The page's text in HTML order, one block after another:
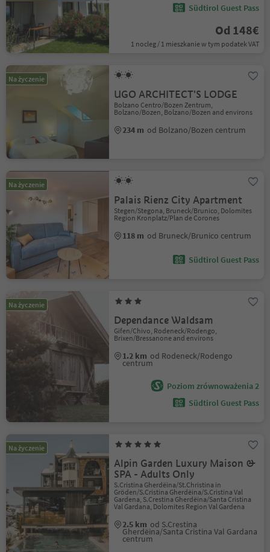
Südtirol Guest Pass
Od 148€
1 nocleg / 1 mieszkanie w tym podatek VAT
Na życzenie
UGO ARCHITECT'S LODGE
Bolzano Centro/Bozen Zentrum,
Bolzano/Bozen, Bolzano/Bozen and environs
234 m od Bolzano/Bozen centrum
Na życzenie
Palais Rienz City Apartment
Stegen/Stegona, Bruneck/Brunico, Dolomites
Region Kronplatz/Plan de Corones
118 m od Bruneck/Brunico centrum
Südtirol Guest Pass
Na życzenie
Dependance Waldsam
Gifen/Chivo, Rodeneck/Rodengo,
Brixen/Bressanone and environs
1.2 km od Rodeneck/Rodengo
centrum
Poziom zrównoważenia 2
Südtirol Guest Pass
Na życzenie
Alpin Garden Luxury Maison &
SPA - Adults Only
S.Cristina Gherdëina/St.Christina in
Gröden/S.Cristina Gherdëina/S.Cristina Val
Gardena, S.Crestina Gherdëina/Santa Cristina
Val Gardana, Dolomites Region Val Gardena
2.5 km od S.Crestina
Gherdëina/Santa Cristina Val Gardana
centrum